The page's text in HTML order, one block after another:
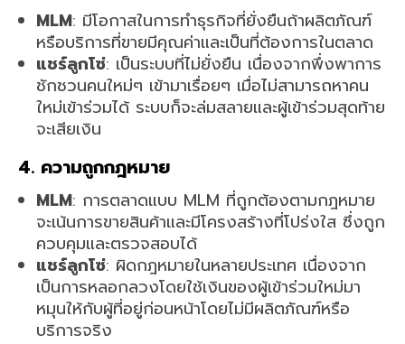
MLM: มีโอกาสในการทำธุรกิจที่ยั่งยืนถ้าผลิตภัณฑ์
หรือบริการที่ขายมีคุณค่าและเป็นที่ต้องการในตลาด
แชร์ลูกโซ่: เป็นระบบที่ไม่ยั่งยืน เนื่องจากพึ่งพาการ
ชักชวนคนใหม่ๆ เข้ามาเรื่อยๆ เมื่อไม่สามารถหาคน
ใหม่เข้าร่วมได้ ระบบก็จะล่มสลายและผู้เข้าร่วมสุดท้าย
จะเสียเงิน
4. ความถูกกฎหมาย
MLM: การตลาดแบบ MLM ที่ถูกต้องตามกฎหมาย
จะเน้นการขายสินค้าและมีโครงสร้างที่โปร่งใส ซึ่งถูก
ควบคุมและตรวจสอบได้
แชร์ลูกโซ่: ผิดกฎหมายในหลายประเทศ เนื่องจาก
เป็นการหลอกลวงโดยใช้เงินของผู้เข้าร่วมใหม่มา
หมุนให้กับผู้ที่อยู่ก่อนหน้าโดยไม่มีผลิตภัณฑ์หรือ
บริการจริง